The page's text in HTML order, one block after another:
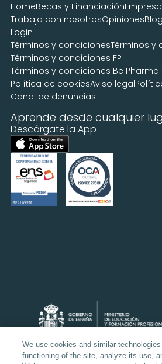
HomeBecas y Financiación
Trabaja con nosotrosOpinionesBlog
Login
Términos y condicionesTérminos y
Términos y condiciones FP
Términos y condiciones Be Pharma
Política de cookiesAviso legal
Canal de denuncias
Aprende desde cualquier
Descárgate la App
We use cookies and similar
functioning of the site, analyze its use,